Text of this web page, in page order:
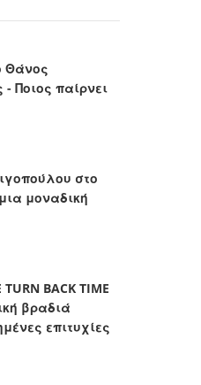
Θάνος
Ποιος παίρνει
στο
μοναδική
BACK TIME
βραδιά
επιτυχίες